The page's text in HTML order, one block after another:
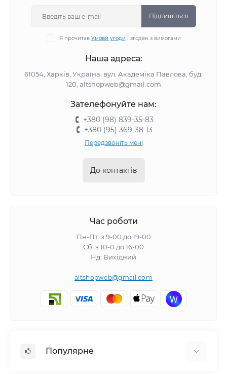
Підпишіться
Я прочитав Умови угоди і згоден з вимогами
Наша адреса:
61054, Харків, Україна, вул. Академіка Павлова, буд.
120, altshopweb@gmail.com
Зателефонуйте нам:
+380 (98) 839-35-83
+380 (95) 369-38-13
Передзвоніть мені
До контактів
Час роботи
Пн-Пт: з 9-00 до 19-00
Сб: з 10-0 до 16-00
Нд: Вихідний
altshopweb@gmail.com
Популярне